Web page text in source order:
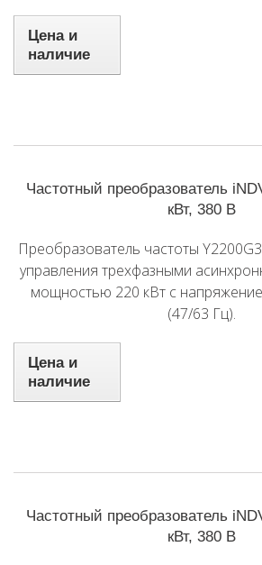
Цена и
наличие
Частотный преобразователь
кВт, 380 В
Преобразователь частоты
управления трехфазными
мощностью 220 кВт с
(47/63 Гц).
Цена и
наличие
Частотный преобразователь
кВт, 380 В